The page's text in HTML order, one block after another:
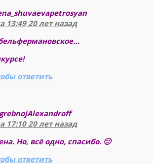
13:4920 лет назад
ответить
17:1020 лет назад
Но, всё одно, спасибо. 🙂
ответить